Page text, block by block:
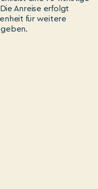
Anreise erfolgt
für weitere